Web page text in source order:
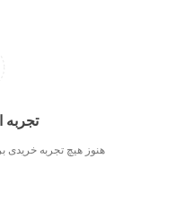
هنوز هیچ تجربه